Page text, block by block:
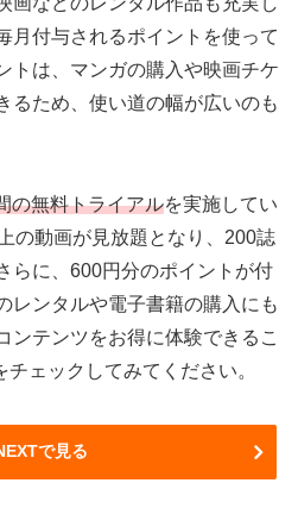
月付与されるポイントを使って
トは、マンガの購入や映画チケ
るため、使い道の幅が広いのも
の無料トライアルを実施してい
の動画が見放題となり、200誌
らに、600円分のポイントが付
レンタルや電子書籍の購入にも
ンテンツをお得に体験できるこ
ェックしてみてください。
で見る